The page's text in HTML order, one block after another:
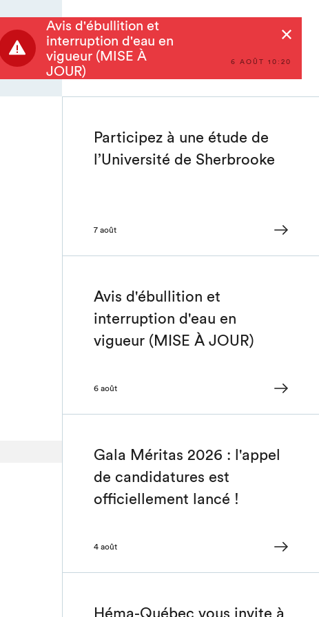
6 AOÛT 10:20
Avis d'ébullition et
interruption d'eau en
vigueur (MISE À
JOUR)
Participez à une étude de
l’Université de Sherbrooke
7 août
Avis d'ébullition et
interruption d'eau en
vigueur (MISE À JOUR)
6 août
Gala Méritas 2026 : l'appel
de candidatures est
officiellement lancé !
4 août
Héma-Québec vous invite à